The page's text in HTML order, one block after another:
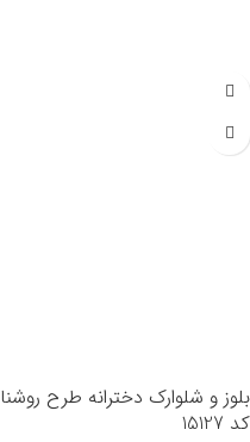
بلوز و شلوارک دخترانه طرح روشنا
کد 15127